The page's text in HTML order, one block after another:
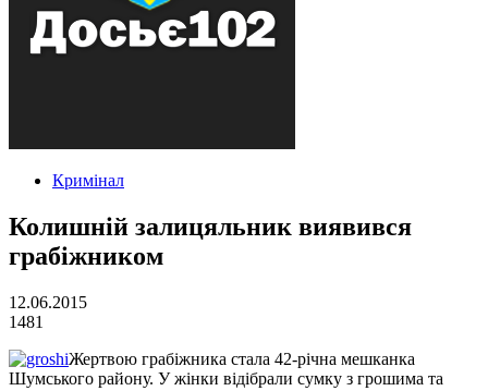
Кримінал
Колишній залицяльник виявився
грабіжником
12.06.2015
1481
Жертвою грабіжника стала 42-річна мешканка
Шумського району. У жінки відібрали сумку з грошима та